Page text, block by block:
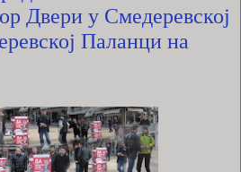
Двери у Смедеревској
Паланци на